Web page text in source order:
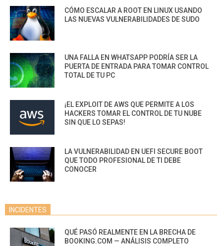
CÓMO ESCALAR A ROOT EN LINUX USANDO
LAS NUEVAS VULNERABILIDADES DE SUDO
UNA FALLA EN WHATSAPP PODRÍA SER LA
PUERTA DE ENTRADA PARA TOMAR CONTROL
TOTAL DE TU PC
¡EL EXPLOIT DE AWS QUE PERMITE A LOS
HACKERS TOMAR EL CONTROL DE TU NUBE
SIN QUE LO SEPAS!
LA VULNERABILIDAD EN UEFI SECURE BOOT
QUE TODO PROFESIONAL DE TI DEBE
CONOCER
INCIDENTES
QUÉ PASÓ REALMENTE EN LA BRECHA DE
BOOKING.COM — ANÁLISIS COMPLETO